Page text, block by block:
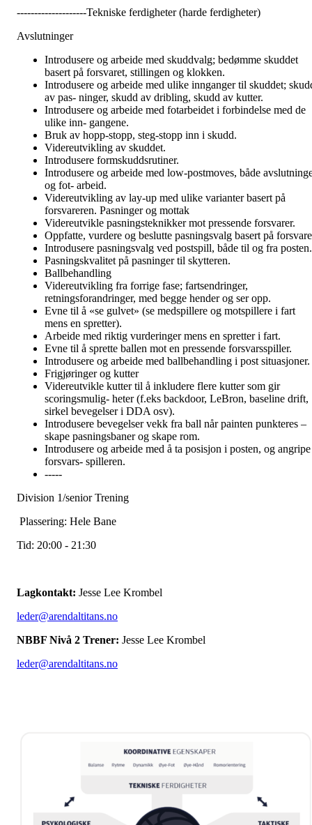
--------------------Tekniske ferdigheter (harde ferdigheter)
Avslutninger
Introdusere og arbeide med skuddvalg; bedømme skuddet
basert på forsvaret, stillingen og klokken.
Introdusere og arbeide med ulike innganger til skuddet;
av pas- ninger, skudd av dribling, skudd av kutter.
Introdusere og arbeide med fotarbeidet i forbindelse med de
ulike inn- gangene.
Bruk av hopp-stopp, steg-stopp inn i skudd.
Videreutvikling av skuddet.
Introdusere formskuddsrutiner.
Introdusere og arbeide med low-postmoves, både
og fot- arbeid.
Videreutvikling av lay-up med ulike varianter basert på
forsvareren. Pasninger og mottak
Videreutvikle pasningsteknikker mot pressende forsvarer.
Oppfatte, vurdere og beslutte pasningsvalg basert på
Introdusere pasningsvalg ved postspill, både til og fra posten.
Pasningskvalitet på pasninger til skytteren.
Ballbehandling
Videreutvikling fra forrige fase; fartsendringer,
retningsforandringer, med begge hender og ser opp.
Evne til å «se gulvet» (se medspillere og motspillere i fart
mens en spretter).
Arbeide med riktig vurderinger mens en spretter i fart.
Evne til å sprette ballen mot en pressende forsvarsspiller.
Introdusere og arbeide med ballbehandling i post situasjoner.
Frigjøringer og kutter
Videreutvikle kutter til å inkludere flere kutter som gir
scoringsmulig- heter (f.eks backdoor, LeBron, baseline drift,
sirkel bevegelser i DDA osv).
Introdusere bevegelser vekk fra ball når painten punkteres –
skape pasningsbaner og skape rom.
Introdusere og arbeide med å ta posisjon i posten, og angripe
forsvars- spilleren.
-----
Division 1/senior Trening
Plassering: Hele Bane
Tid: 20:00 - 21:30
Lagkontakt: Jesse Lee Krombel
leder@arendaltitans.no
NBBF Nivå 2 Trener: Jesse Lee Krombel
leder@arendaltitans.no